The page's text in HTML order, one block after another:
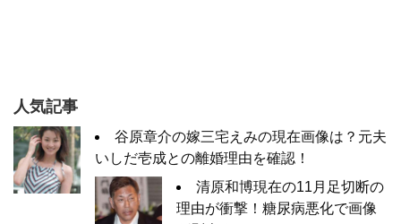
人気記事
谷原章介の嫁三宅えみの現在画像は？元夫
いしだ壱成との離婚理由を確認！
清原和博現在の11月足切断の
理由が衝撃！糖尿病悪化で画像